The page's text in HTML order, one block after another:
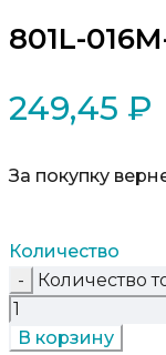
801L-
249,45 ₽
За покупку
Количество
Количество
В корзину